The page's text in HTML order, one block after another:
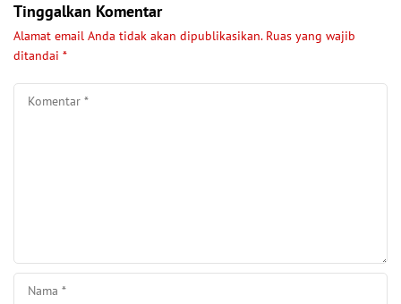
Tinggalkan Komentar
Alamat email Anda tidak akan dipublikasikan. Ruas yang wajib
ditandai *